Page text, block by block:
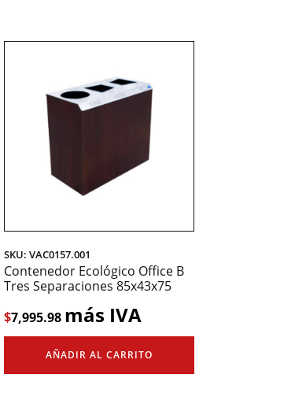
SKU: VAC0157.001
Contenedor Ecológico Office B
Tres Separaciones 85x43x75
$7,995.98 más IVA
AÑADIR AL CARRITO